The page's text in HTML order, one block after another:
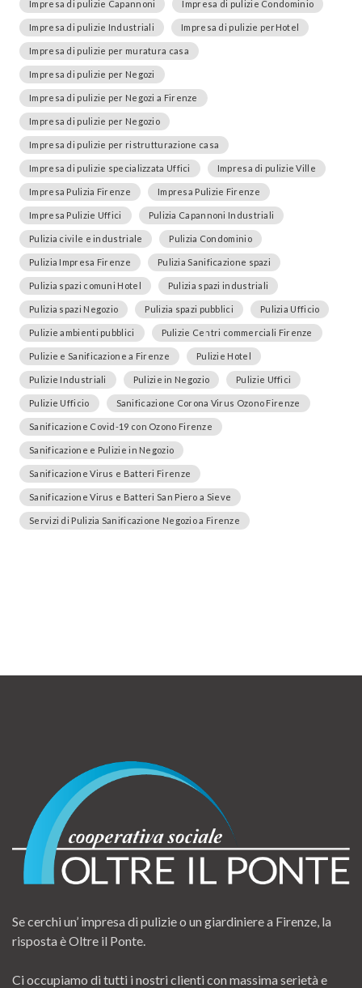
Impresa di pulizie Capannoni Impresa di pulizie Condominio
Impresa di pulizie Industriali Impresa di pulizie perHotel
Impresa di pulizie per muratura casa
Impresa di pulizie per Negozi
Impresa di pulizie per Negozi a Firenze
Impresa di pulizie per Negozio
Impresa di pulizie per ristrutturazione casa
Impresa di pulizie specializzata Uffici Impresa di pulizie Ville
Impresa Pulizia Firenze Impresa Pulizie Firenze
Impresa Pulizie Uffici Pulizia Capannoni Industriali
Pulizia civile e industriale Pulizia Condominio
Pulizia Impresa Firenze Pulizia Sanificazione spazi
Pulizia spazi comuni Hotel Pulizia spazi industriali
Pulizia spazi Negozio Pulizia spazi pubblici Pulizia Ufficio
Pulizie ambienti pubblici Pulizie Centri commerciali Firenze
Pulizie e Sanificazione a Firenze Pulizie Hotel
Pulizie Industriali Pulizie in Negozio Pulizie Uffici
Pulizie Ufficio Sanificazione Corona Virus Ozono Firenze
Sanificazione Covid-19 con Ozono Firenze
Sanificazione e Pulizie in Negozio
Sanificazione Virus e Batteri Firenze
Sanificazione Virus e Batteri San Piero a Sieve
Servizi di Pulizia Sanificazione Negozio a Firenze
Se cerchi un’ impresa di pulizie o un giardiniere a Firenze, la
risposta è Oltre il Ponte.
Ci occupiamo di tutti i nostri clienti con massima serietà e